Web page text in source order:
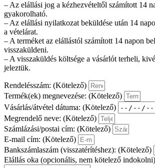
– Az elállási jog a kézhezvételtől számított 14
gyakorolható.
– Az elállási nyilatkozat beküldése után 14
a vételárat.
– A terméket az elállástól számított 14 napon
visszaküldeni.
– A visszaküldés költsége a vásárlót terheli,
jeleztük.
Rendelésszám: (Kötelező)
Termék(ek) megnevezése: (Kötelező)
Vásárlás/átvétel dátuma: (Kötelező)
Megrendelő neve: (Kötelező)
Számlázási/postai cím: (Kötelező)
E-mail cím: (Kötelező)
Bankszámlaszám (visszatérítéshez): (Kötelező)
Elállás oka (opcionális, nem kötelező indokolni)